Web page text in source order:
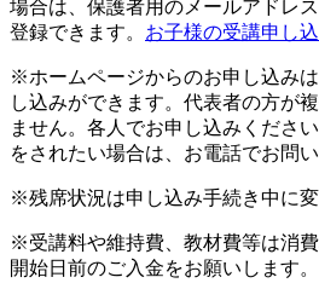
場合は、保護者用のメールアドレ
登録できます。 お子様の受講申し
※ホームページからのお申し込み
し込みができます。代表者の方が
ません。各人でお申し込みくださ
をされたい場合は、お電話でお問
※残席状況は申し込み手続き中に変
※受講料や維持費、教材費等は消
開始日前のご入金をお願いします。